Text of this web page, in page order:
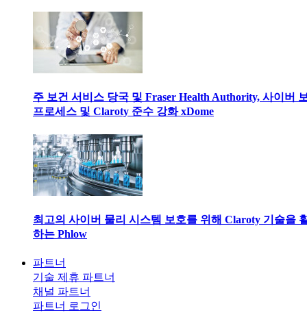
주 보건 서비스 당국 및 Fraser Health Authority, 사이버
프로세스 및 Claroty 준수 강화 xDome
최고의 사이버 물리 시스템 보호를 위해 Claroty 기술을
하는 Phlow
파트너
기술 제휴 파트너
채널 파트너
파트너 로그인